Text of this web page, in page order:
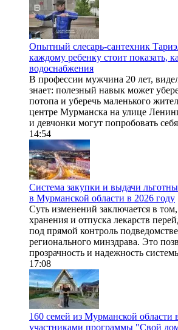
Опытный слесарь-сантехник
каждому ребенку стоит показать,
водоснабжения
В профессии мужчина 20 лет,
знает: полезный навык может
потопа и уберечь маленького
центре Мурманска на улице
и девчонки могут попробовать
14:54
Система закупки и выдачи
в Мурманской области в 2026 году
Суть изменений заключается в
хранения и отпуска лекарств
под прямой контроль
регионального минздрава. Это
прозрачность и надежность
17:08
160 семей из Мурманской области
участниками программы "Свой